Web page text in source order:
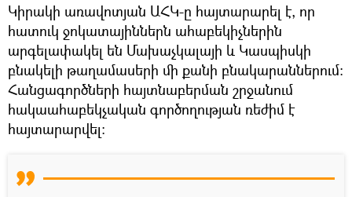
Կիրակի առավոտյան ԱՀԿ-ը հայտարարել է, որ
հատուկ ջոկատայիններն ահաբեկիչներին
արգելափակել են Մախաչկալայի և Կասպիսկի
բնակելի թաղամասերի մի քանի բնակարաններում:
Հանցագործների հայտնաբերման շրջանում
հակաահաբեկչական գործողության ռեժիմ է
հայտարարվել։